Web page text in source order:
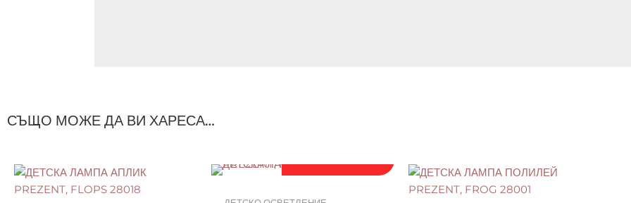
СЪЩО МОЖЕ ДА ВИ ХАРЕСА…